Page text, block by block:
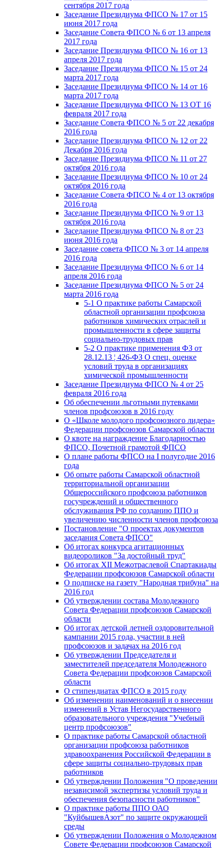
сентября 2017 года
Заседание Президиума ФПСО № 17 от 15
июня 2017 года
Заседание Совета ФПСО № 6 от 13 апреля
2017 года
Заседание Президиума ФПСО № 16 от 13
апреля 2017 года
Заседание Президиума ФПСО № 15 от 24
марта 2017 года
Заседание Президиума ФПСО № 14 от 16
марта 2017 года
Заседание Президиума ФПСО № 13 ОТ 16
февраля 2017 года
Заседание Совета ФПСО № 5 от 22 декабря
2016 года
Заседание Президиума ФПСО № 12 от 22
Декабря 2016 года
Заседание Президиума ФПСО № 11 от 27
октября 2016 года
Заседание Президиума ФПСО № 10 от 24
октября 2016 года
Заседание Совета ФПСО № 4 от 13 октября
2016 года
Заседание Президиума ФПСО № 9 от 13
октября 2016 года
Заседание Президиума ФПСО № 8 от 23
июня 2016 года
Заседание совета ФПСО № 3 от 14 апреля
2016 года
Заседание Президиума ФПСО № 6 от 14
апреля 2016 года
Заседание Президиума ФПСО № 5 от 24
марта 2016 года
5-1 О практике работы Самарской
областной организации профсоюза
работников химических отраслей и
промышленности в сфере защиты
социально-трудовых прав
5-2 О практике применения ФЗ от
28.12.13 ¦ 426-ФЗ О спец. оценке
условий труда в организациях
химической промышленности
Заседание Президиума ФПСО № 4 от 25
февраля 2016 года
Об обеспечении льготными путевками
членов профсоюзов в 2016 году
О «Школе молодого профсоюзного лидера»
Федерации профсоюзов Самарской области
О квоте на награждение Благодарностью
ФПСО, Почетной грамотой ФПСО
О плане работы ФПСО на I полугодие 2016
года
Об опыте работы Самарской областной
территориальной организации
Общероссийского профсоюза работников
госучреждений и общественного
обслуживания РФ по созданию ППО и
увеличению численности членов профсоюза
Постановление "О проектах документов
заседания Совета ФПСО"
Об итогах конкурса агитационных
видеороликов "За достойный труд"
Об итогах XII Межотраслевой Спартакиады
Федерации профсоюзов Самарской области
О подписке на газету "Народная трибуна" на
2016 год
Об утверждении состава Молодежного
Совета Федерации профсоюзов Самарской
области
Об итогах детской летней оздоровительной
кампании 2015 года, участии в ней
профсоюзов и задачах на 2016 год
Об утверждении Председателя и
заместителей председателя Молодежного
Совета Федерации профсоюзов Самарской
области
О стипендиатах ФПСО в 2015 году
Об изменении наименований и о внесении
изменений в Устав Негосударственного
образовательного учреждения "Учебный
центр профсоюзов"
О практике работы Самарской областной
организации профсоюза работников
здравоохранения Российской Федерации в
сфере защиты социально-трудовых прав
работников
Об утверждении Положения "О проведении
независимой экспертизы условий труда и
обеспечения безопасности работников"
О практике работы ППО ОАО
"КуйбышевАзот" по защите окружающей
среды
Об утверждении Положения о Молодежном
Совете Федерации профсоюзов Самарской